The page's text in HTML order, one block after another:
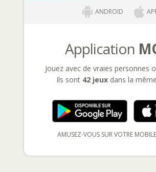
ANDROID
Application
Jouez avec de vraies personnes
Ils sont 42 jeux dans la
AMUSEZ-VOUS SUR VOTRE